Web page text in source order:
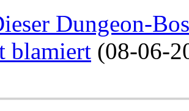
Dungeon-
blamiert (08-06-